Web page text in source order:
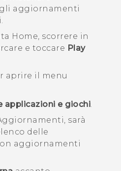
aggiornamenti
Home, scorrere in
e toccare Play
aprire il menu
applicazioni e giochi
, sarà
delle
aggiornamenti